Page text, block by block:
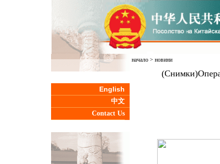
English
中文
Contact Us
начало> новини